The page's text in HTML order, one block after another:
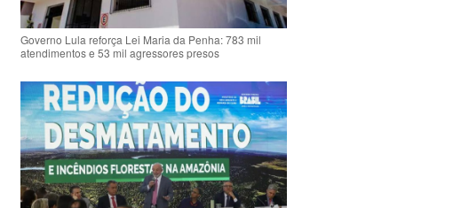
Governo Lula reforça Lei Maria da Penha: 783 mil
atendimentos e 53 mil agressores presos